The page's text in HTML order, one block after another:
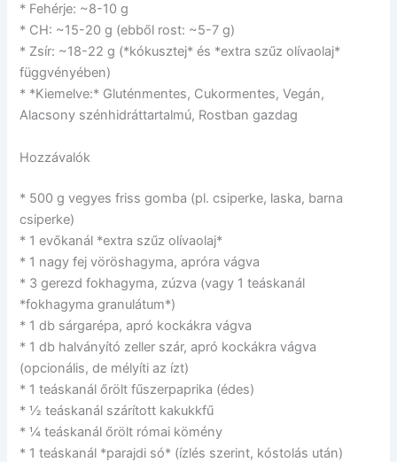
* Fehérje: ~8-10 g
* CH: ~15-20 g (ebből rost: ~5-7 g)
* Zsír: ~18-22 g (*kókusztej* és *extra szűz olívaolaj*
függvényében)
* *Kiemelve:* Gluténmentes, Cukormentes, Vegán,
Alacsony szénhidráttartalmú, Rostban gazdag
Hozzávalók
* 500 g vegyes friss gomba (pl. csiperke, laska, barna
csiperke)
* 1 evőkanál *extra szűz olívaolaj*
* 1 nagy fej vöröshagyma, apróra vágva
* 3 gerezd fokhagyma, zúzva (vagy 1 teáskanál
*fokhagyma granulátum*)
* 1 db sárgarépa, apró kockákra vágva
* 1 db halványító zeller szár, apró kockákra vágva
(opcionális, de mélyíti az ízt)
* 1 teáskanál őrölt fűszerpaprika (édes)
* ½ teáskanál szárított kakukkfű
* ¼ teáskanál őrölt római kömény
* 1 teáskanál *parajdi só* (ízlés szerint, kóstolás után)